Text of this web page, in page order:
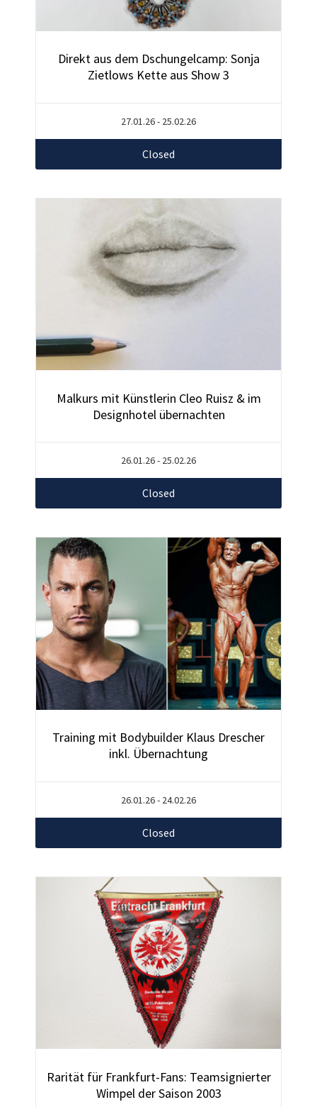
Direkt aus dem Dschungelcamp: Sonja
Zietlows Kette aus Show 3
27.01.26 - 25.02.26
Closed
Malkurs mit Künstlerin Cleo Ruisz & im
Designhotel übernachten
26.01.26 - 25.02.26
Closed
Training mit Bodybuilder Klaus Drescher
inkl. Übernachtung
26.01.26 - 24.02.26
Closed
Rarität für Frankfurt-Fans: Teamsignierter
Wimpel der Saison 2003